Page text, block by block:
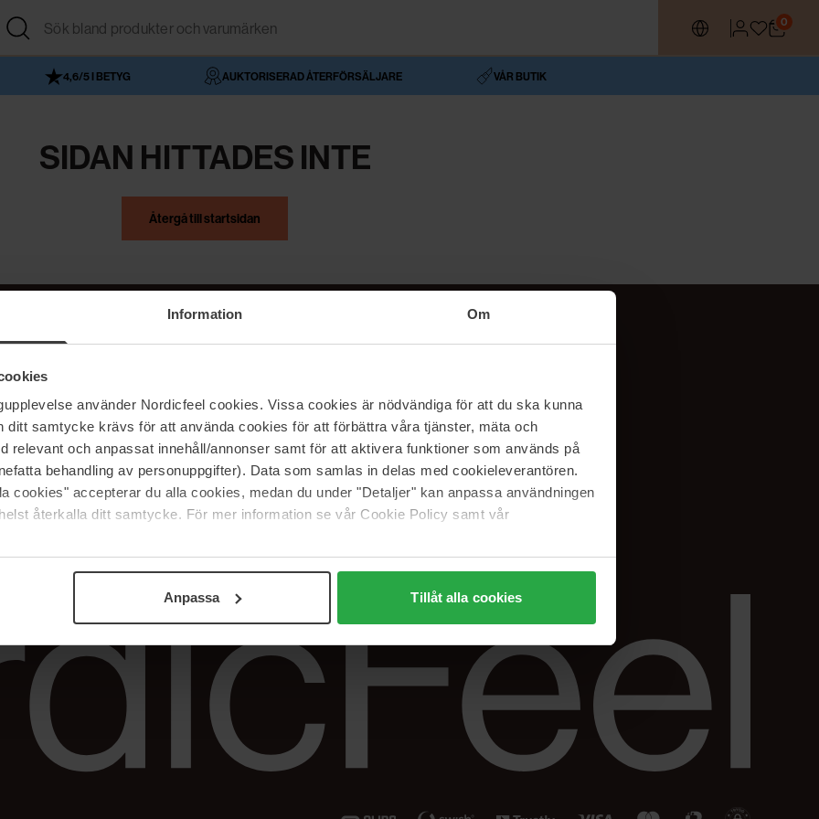
Information Om
använder Nordicfeel cookies. Vissa cookies är nödvändiga för att du ska kunna
ditt samtycke krävs för att använda cookies för att förbättra våra tjänster, mäta och
relevant och anpassat innehåll/annonser samt för att aktivera funktioner som används på
behandling av personuppgifter). Data som samlas in delas med cookieleverantören.
cookies" accepterar du alla cookies, medan du under "Detaljer" kan anpassa användningen
återkalla ditt samtycke. För mer information se vår Cookie Policy samt vår
Anpassa Tillåt alla cookies
0
4,6/5 I BETYG AUKTORISERAD ÅTERFÖRSÄLJARE VÅR BUTIK
SIDAN HITTADES INTE
Återgå till startsidan
NordicFeel
Vår butik
Våra varumärken
Jobba hos oss
Samarbeta med oss
The Beauty Edit
Hjälp
FAQ
Spåra min beställning
Returer &
reklamationer
Följ oss
Facebook
Instagram
Linkedin